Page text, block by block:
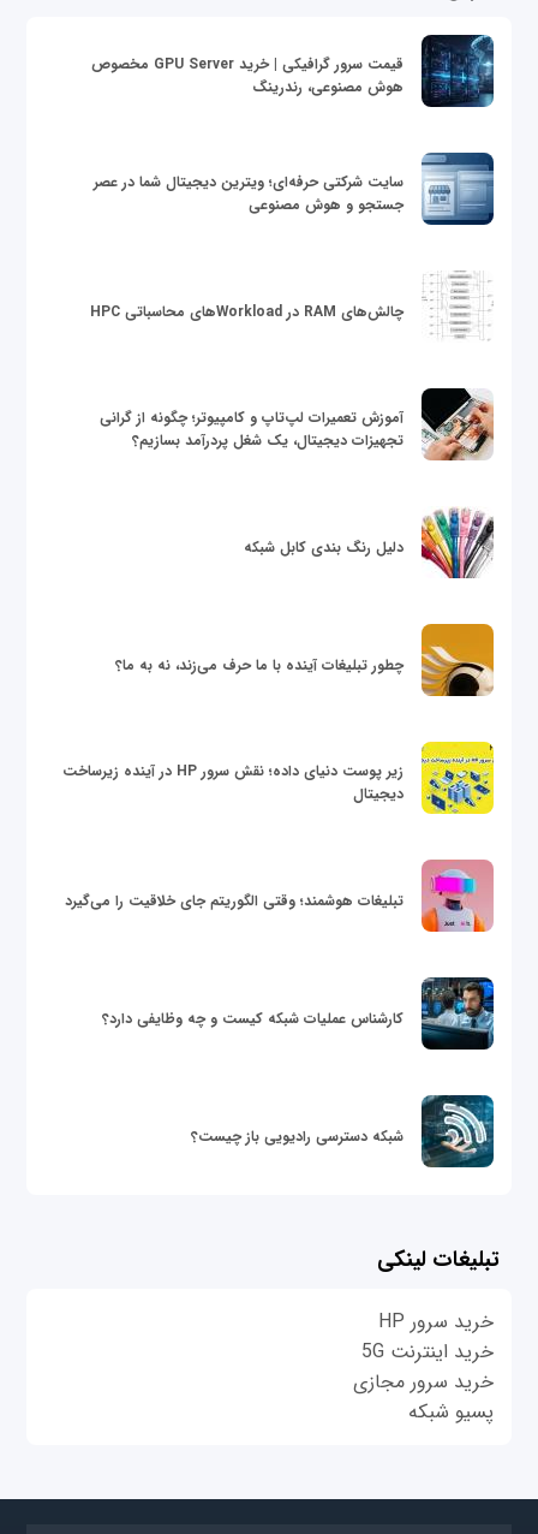
قیمت سرور گرافیکی | خرید GPU Server مخصوص
هوش مصنوعی، رندرینگ
سایت شرکتی حرفه‌ای؛ ویترین دیجیتال شما در عصر
جستجو و هوش مصنوعی
چالش‌های RAM در Workloadهای محاسباتی HPC
آموزش تعمیرات لپ‌تاپ و کامپیوتر؛ چگونه از گرانی
تجهیزات دیجیتال، یک شغل پردرآمد بسازیم؟
دلیل رنگ بندی کابل شبکه
چطور تبلیغات آینده با ما حرف می‌زند، نه به ما؟
زیر پوست دنیای داده؛ نقش سرور HP در آینده زیرساخت
دیجیتال
تبلیغات هوشمند؛ وقتی الگوریتم جای خلاقیت را می‌گیرد
کارشناس عملیات شبکه کیست و چه وظایفی دارد؟
شبکه دسترسی رادیویی باز چیست؟
تبلیغات لینکی
خرید سرور HP
خرید اینترنت 5G
خرید سرور مجازی
پسیو شبکه